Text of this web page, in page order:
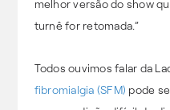
melhor versão do show
turnê for retomada.”
Todos ouvimos falar da
fibromialgia (SFM) pode